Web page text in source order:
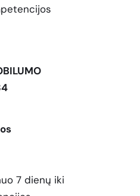
7 dienų iki